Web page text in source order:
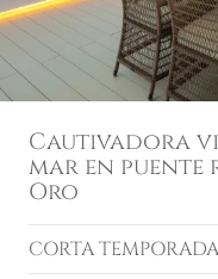
Cautivadora
mar en
Oro
CORTA TEMPORADA